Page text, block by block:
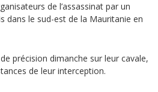
de l’assassinat par un
dans le sud-est de la Mauritanie en
précision dimanche sur leur cavale,
de leur interception.